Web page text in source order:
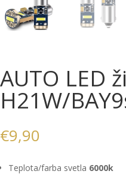
AUTO LED
H21W/
€9,90
Teplota/farba svetla 6000k